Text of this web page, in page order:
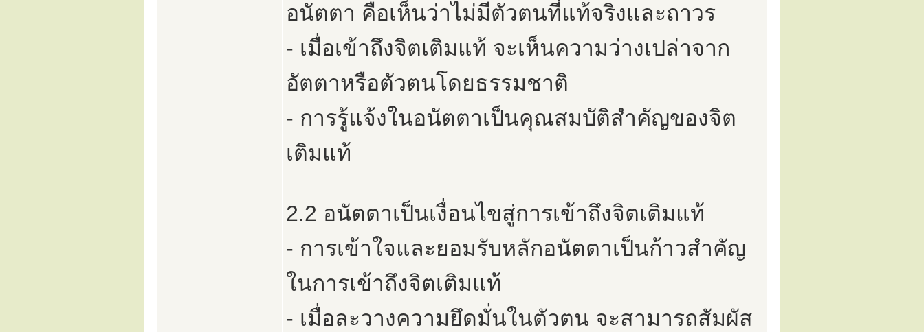
อนัตตา คือเห็นว่าไม่มีตัวตนที่แท้จริงและถาวร
- เมื่อเข้าถึงจิตเติมแท้ จะเห็นความว่างเปล่าจาก
อัตตาหรือตัวตนโดยธรรมชาติ
- การรู้แจ้งในอนัตตาเป็นคุณสมบัติสำคัญของจิต
เติมแท้
2.2 อนัตตาเป็นเงื่อนไขสู่การเข้าถึงจิตเติมแท้
- การเข้าใจและยอมรับหลักอนัตตาเป็นก้าวสำคัญ
ในการเข้าถึงจิตเติมแท้
- เมื่อละวางความยึดมั่นในตัวตน จะสามารถสัมผัส